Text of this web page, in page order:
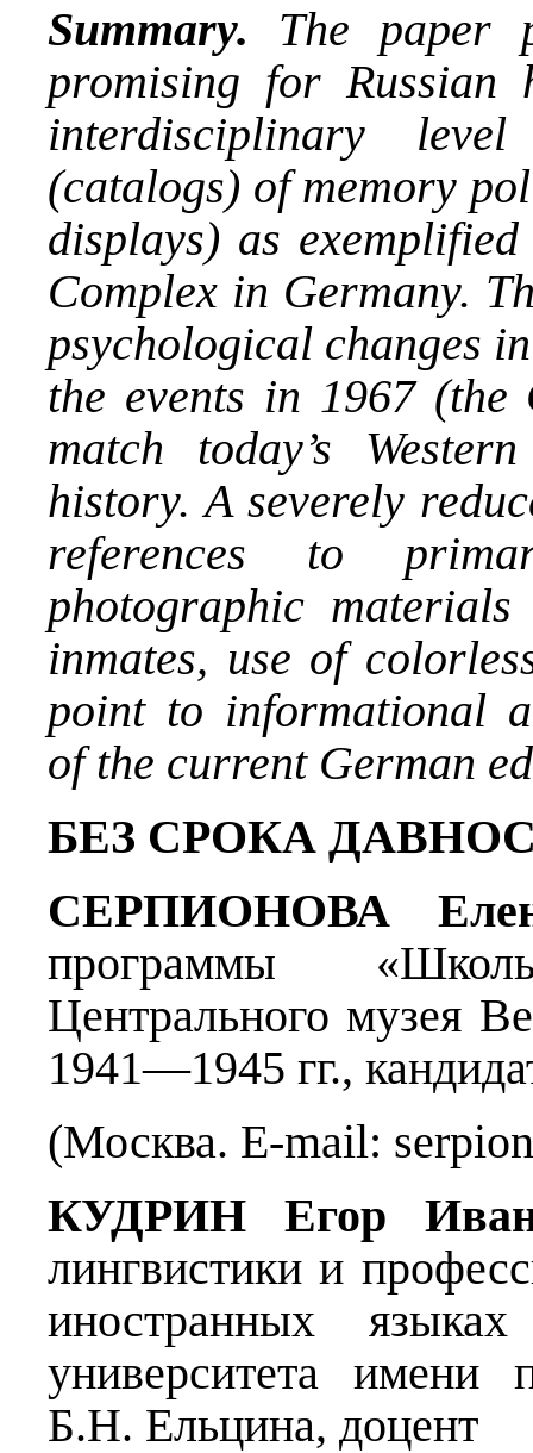
Summary. The paper
promising for
interdisciplinary
(catalogs) of memory
displays) as
Complex in Germany.
psychological changes
the events in 1967
match today’s
history. A severely
references to
photographic
inmates, use of
point to informational
of the current German
БЕЗ СРОКА
СЕРПИОНОВА
программы
Центрального музея
1941—1945 гг.,
(Москва. E-mail:
КУДРИН Егор
лингвистики и
иностранных языках
университета имени
Б.Н. Ельцина, доцент